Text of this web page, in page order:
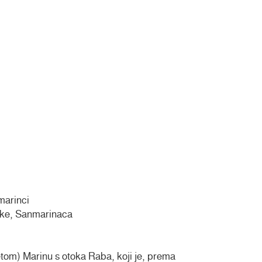
Sanmarinaca
Marinu s otoka Raba, koji je, prema